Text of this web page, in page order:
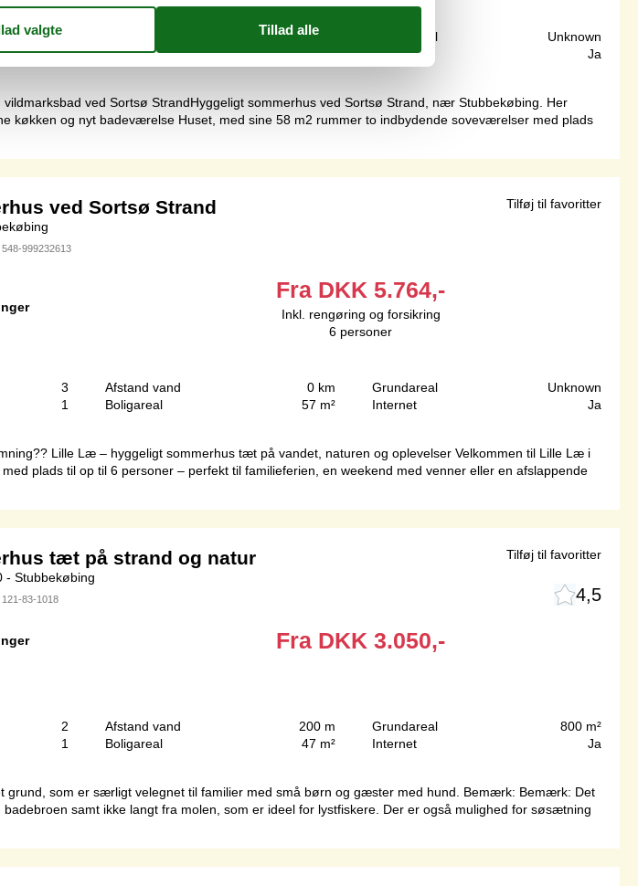
3
1
490 m
Boligareal
58 m²
Grundareal
Unknown
Internet
Ja
ved Sortsø StrandHyggeligt sommerhus ved Sortsø Strand, nær Stubbekøbing. Her
køkken og nyt badeværelse Huset, med sine 58 m2 rummer to indbydende soveværelser med plads
ved Sortsø Strand
548-999232613
Fra DKK 5.764,-
Inkl. rengøring og forsikring
6 personer
3
1
Afstand vand
0 km
Boligareal
57 m²
Grundareal
Unknown
Internet
Ja
Lille Læ – hyggeligt sommerhus tæt på vandet, naturen og oplevelser Velkommen til Lille Læ i
plads til op til 6 personer – perfekt til familieferien, en weekend med venner eller en afslappende
Tilføj til favoritter
tæt på strand og natur
- Stubbekøbing
121-83-1018 4,5
Fra DKK 3.050,-
2
1
Afstand vand
200 m
Boligareal
47 m²
Grundareal
800 m²
Internet
Ja
grund, som er særligt velegnet til familier med små børn og gæster med hund. Bemærk: Bemærk: Det
samt ikke langt fra molen, som er ideel for lystfiskere. Der er også mulighed for søsætning
Tilføj til favoritter